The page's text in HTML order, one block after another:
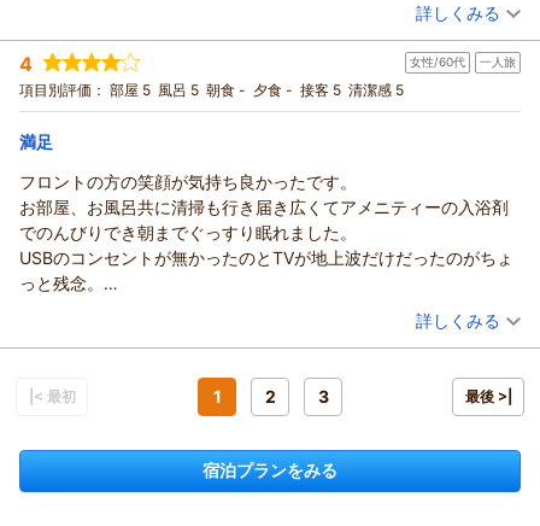
（返信日：2026/03/05）
お過ごしいただけたとのこと、大変嬉しく拝見しました。
お部屋の清潔さとスタッフの対応にもご満足いただけたよう
で、光栄です。
今後も皆さまに快適にお過ごしいただけるよう努めてまいりま
す。
またのご来店を心よりお待ちしております。
投稿者： こーちゃんさん(女性/40代)
宿泊プラン： 【ようこそ大阪へ♪特典付き】選べるお土産付きプラン
シングル 食事なし
宿泊価格帯： 9,001～10,000円(大人一人あたり/税込)
この度はハートンホテル北梅田をご利用いただき、誠にありが
とうございます。
駅からの立地や梅田までのアクセス、コンビニ・飲食店の充
実、部屋の広さと清潔さ、設備面、そして何より接客の丁寧さ
をお褒めいただき、私たちも大変嬉しく思います。
今後も皆さまに快適にお過ごしいただけるよう、サービスの向
上に努めてまいります。
れば事前のリクエストも承ります。
（返信日：2026/02/26）
詳しくみる
4 女性/60代 一人旅
項目別評価： 部屋 5 風呂 5 朝食 - 夕食 - 接客 5 清潔感 5
満足
フロントの方の笑顔が気持ち良かったです。
お部屋、お風呂共に清掃も行き届き広くてアメニティーの入浴剤
でのんびりでき朝までぐっすり眠れました。
USBのコンセントが無かったのとTVが地上波だけだったのがちょ
っと残念。
（投稿日：2026/02/20）
宿泊時期： 2026年02月宿泊 (一人旅)
宿泊プラン：
【じゃらんスペシャルウィーク】【ポイントアップが嬉しい】
ポイント10％プラン♪（素泊まり）
シングル 食事なし
ハートンホテル北梅田からの返信
詳しくみる
|< 最初 1 2 3 最後 >|
宿泊プランをみる